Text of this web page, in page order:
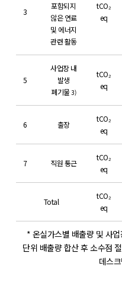
3
포함되지
않은 연료
및 에너지
관련 활동
tCO₂
eq
5
사업장 내
발생
폐기물3)
tCO₂
eq
6 출장
tCO₂
eq
7 직원 통근
tCO₂
eq
Total
tCO₂
eq
* 온실가스별 배출량 및 사
단위 배출량 합산 후 소수점
데스